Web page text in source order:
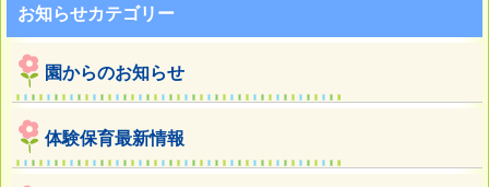
お知らせカテゴリー
園からのお知らせ
体験保育最新情報